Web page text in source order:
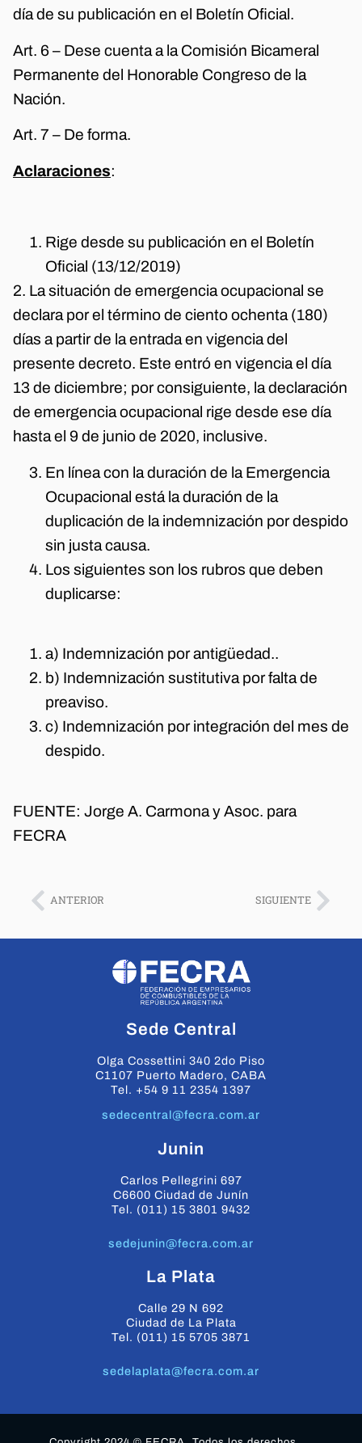
día de su publicación en el Boletín Oficial.
Art. 6 – Dese cuenta a la Comisión Bicameral
Permanente del Honorable Congreso de la
Nación.
Art. 7 – De forma.
Aclaraciones:
Rige desde su publicación en el Boletín
Oficial (13/12/2019)
2. La situación de emergencia ocupacional se
declara por el término de ciento ochenta (180)
días a partir de la entrada en vigencia del
presente decreto. Este entró en vigencia el día
13 de diciembre; por consiguiente, la declaración
de emergencia ocupacional rige desde ese día
hasta el 9 de junio de 2020, inclusive.
En línea con la duración de la Emergencia
Ocupacional está la duración de la
duplicación de la indemnización por despido
sin justa causa.
Los siguientes son los rubros que deben
duplicarse:
a) Indemnización por antigüedad..
b) Indemnización sustitutiva por falta de
preaviso.
c) Indemnización por integración del mes de
despido.
FUENTE: Jorge A. Carmona y Asoc. para
FECRA
ANTERIOR SIGUIENTE
Sede Central
Olga Cossettini 340 2do Piso
C1107 Puerto Madero, CABA
Tel. +54 9 11 2354 1397
sedecentral@fecra.com.ar
Junin
Carlos Pellegrini 697
C6600 Ciudad de Junín
Tel. (011) 15 3801 9432
sedejunin@fecra.com.ar
La Plata
Calle 29 N 692
Ciudad de La Plata
Tel. (011) 15 5705 3871
sedelaplata@fecra.com.ar